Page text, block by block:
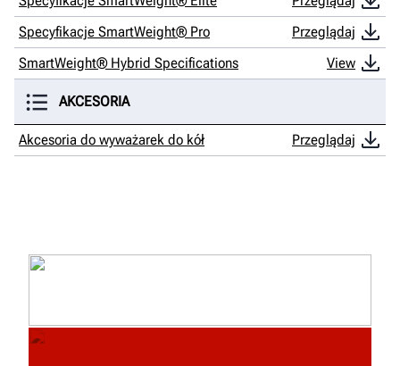
Specyfikacje SmartWeight® Pro
Przeglądaj
SmartWeight® Hybrid Specifications
View
AKCESORIA
Akcesoria do wyważarek do kół Przeglądaj